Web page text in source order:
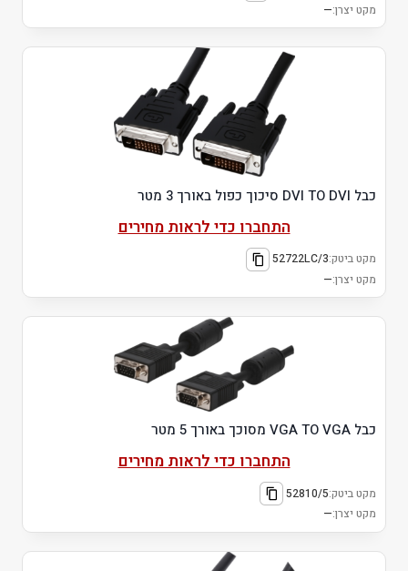
מקט יצרן:—
כבל DVI TO DVI סיכוך כפול באורך 3 מטר
התחברו כדי לראות מחירים
מקט ביטק:52722LC/3
מקט יצרן:—
כבל VGA TO VGA מסוכך באורך 5 מטר
התחברו כדי לראות מחירים
מקט ביטק:52810/5
מקט יצרן:—